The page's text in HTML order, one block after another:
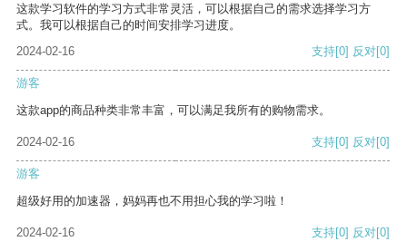
这款学习软件的学习方式非常灵活，可以根据自己的需求选择学习方
式。我可以根据自己的时间安排学习进度。
2024-02-16
支持[0] 反对[0]
游客
这款app的商品种类非常丰富，可以满足我所有的购物需求。
2024-02-16 支持[0] 反对[0]
游客
超级好用的加速器，妈妈再也不用担心我的学习啦！
2024-02-16 支持[0] 反对[0]